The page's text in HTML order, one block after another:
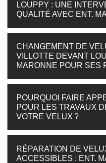
LOUPPY : UNE
QUALITÉ AVEC ENT.
CHANGEMENT DE
VILLOTTE DEVANT
MARONNE POUR SES
POURQUOI FAIRE
POUR LES TRAVAUX
VOTRE VELUX ?
RÉPARATION DE
ACCESSIBLES : ENT.